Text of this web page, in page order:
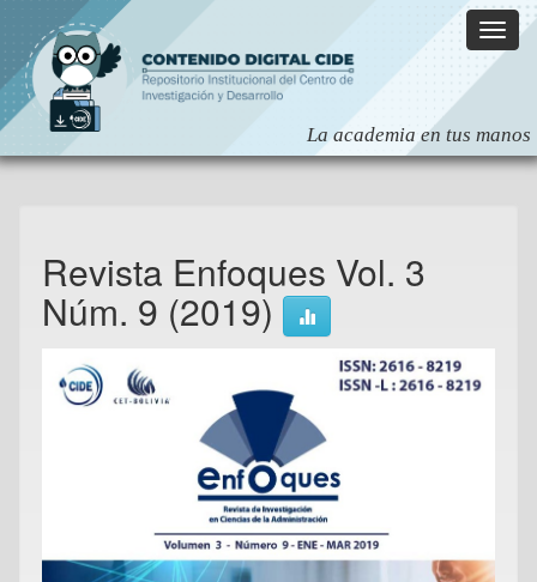
navigation
Revista Enfoques Vol. 3
Núm. 9 (2019)